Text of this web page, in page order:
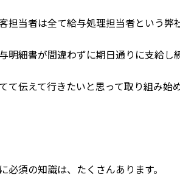
担当者は全て給与処理担当者という弊
明細書が間違わずに期日通りに支給し
て伝えて行きたいと思って取り組み
必須の知識は、たくさんあります。